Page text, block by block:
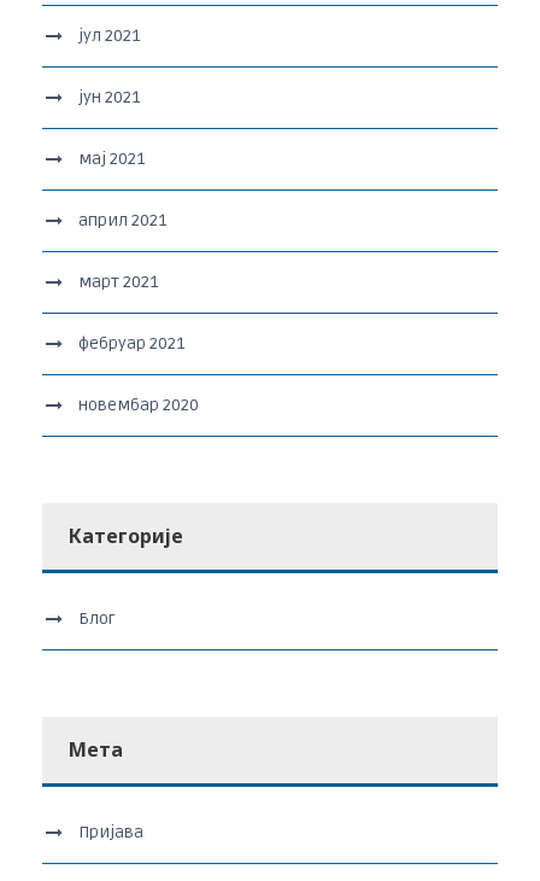
јул 2021
јун 2021
мај 2021
април 2021
март 2021
фебруар 2021
новембар 2020
Категорије
Блог
Мета
Пријава